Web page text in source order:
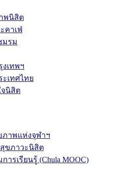
พนิสิต
คาเฟ่
มรม
เทพฯ
เทศไทย
จนิสิต
าพแห่งจุฬาฯ
ขภาวะนิสิต
ารเรียนรู้ (Chula MOOC)